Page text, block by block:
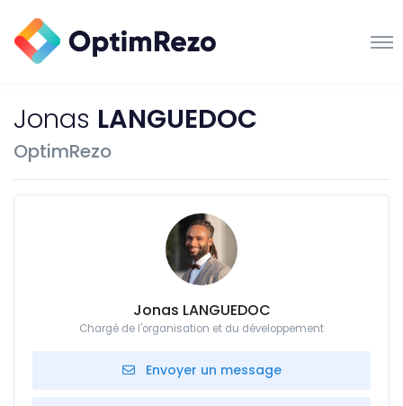
Jonas LANGUEDOC
OptimRezo
Jonas LANGUEDOC
Chargé de l'organisation et du développement
Envoyer un message